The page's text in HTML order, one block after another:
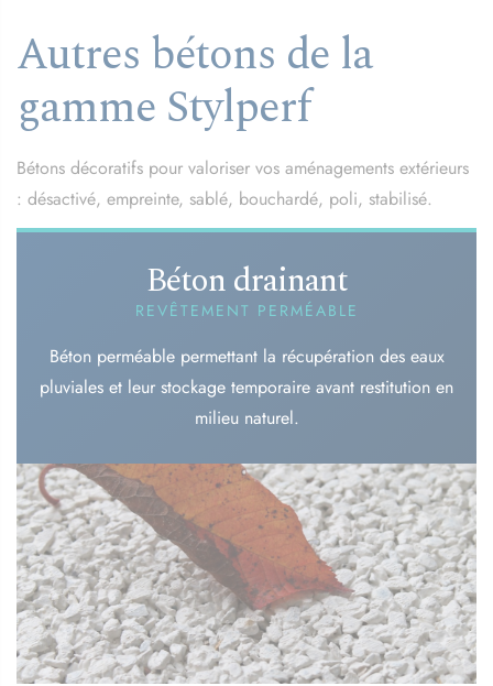
Autres bétons de la
gamme Stylperf
Bétons décoratifs pour valoriser vos aménagements extérieurs
: désactivé, empreinte, sablé, bouchardé, poli, stabilisé.
Béton drainant
REVÊTEMENT PERMÉABLE
Béton perméable permettant la récupération des eaux
pluviales et leur stockage temporaire avant restitution en
milieu naturel.